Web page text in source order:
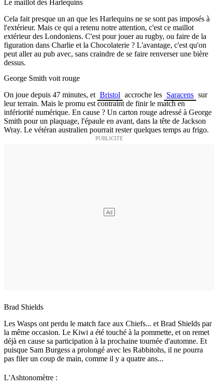
Le maillot des Harlequins
Cela fait presque un an que les Harlequins ne se sont pas imposés à
l'extérieur. Mais ce qui a retenu notre attention, c'est ce maillot
extérieur des Londoniens. C'est pour jouer au rugby, ou faire de la
figuration dans Charlie et la Chocolaterie ? L'avantage, c'est qu'on
peut aller au pub avec, sans craindre de se faire renverser une bière
dessus.
George Smith voit rouge
On joue depuis 47 minutes, et Bristol accroche les Saracens sur
leur terrain. Mais le promu est contraint de finir le match en
infériorité numérique. En cause ? Un carton rouge adressé à George
Smith pour un plaquage, l'épaule en avant, dans la tête de Jackson
Wray. Le vétéran australien pourrait rester quelques temps au frigo.
Brad Shields
Les Wasps ont perdu le match face aux Chiefs... et Brad Shields par
la même occasion. Le Kiwi a été touché à la pommette, et on remet
déjà en cause sa participation à la prochaine tournée d'automne. Et
puisque Sam Burgess a prolongé avec les Rabbitohs, il ne pourra
pas filer un coup de main, comme il y a quatre ans...
L'Ashtonomètre :